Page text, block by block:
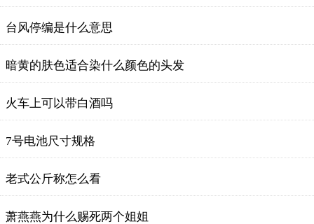
台风停编是什么意思
暗黄的肤色适合染什么颜色的头发
火车上可以带白酒吗
7号电池尺寸规格
老式公斤称怎么看
萧燕燕为什么赐死两个姐姐